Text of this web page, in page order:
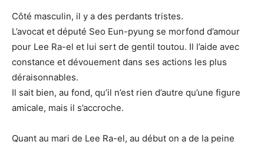
Côté masculin, il y a des perdants tristes.
L’avocat et député Seo Eun-pyung se morfond d’amour
pour Lee Ra-el et lui sert de gentil toutou. Il l’aide avec
constance et dévouement dans ses actions les plus
déraisonnables.
Il sait bien, au fond, qu’il n’est rien d’autre qu’une figure
amicale, mais il s’accroche.
Quant au mari de Lee Ra-el, au début on a de la peine